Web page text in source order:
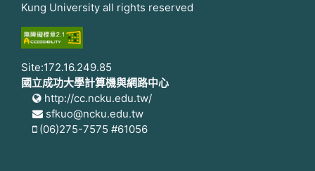
Kung University all rights reserved
Site:172.16.249.85
國立成功大學計算機與網路中心
http://cc.ncku.edu.tw/
sfkuo@ncku.edu.tw
(06)275-7575 #61056